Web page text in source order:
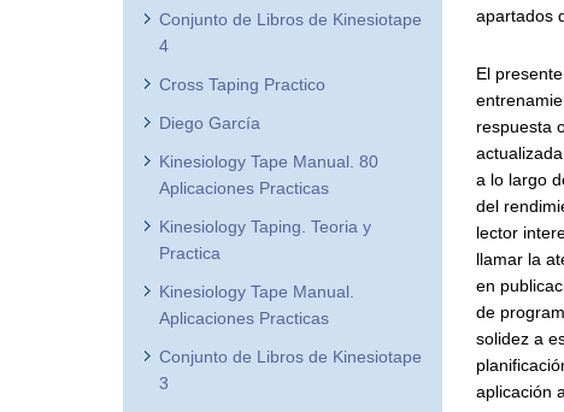
apartados
El
respuesta
a lo largo
del
lector
llamar la
en
de
solidez a
aplicación
Conjunto de Libros de Kinesiotape
4
Cross Taping Practico
Diego García
Kinesiology Tape Manual. 80
Aplicaciones Practicas
Kinesiology Taping. Teoria y
Practica
Kinesiology Tape Manual.
Aplicaciones Practicas
Conjunto de Libros de Kinesiotape
3